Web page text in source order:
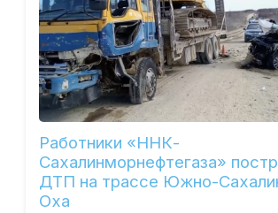
Работники «ННК-
Сахалинморнефтегаза»
ДТП на трассе Южно-
Оха